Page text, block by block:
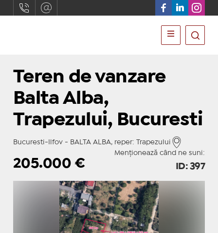
Teren de vanzare
Balta Alba,
Trapezului, Bucuresti
Bucuresti-Ilfov - BALTA ALBA, reper: Trapezului
Menționează când ne suni:
205.000 € ID: 397